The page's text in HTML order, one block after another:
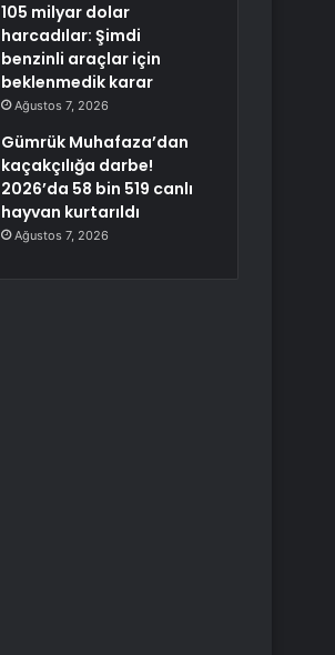
105 milyar dolar
harcadılar: Şimdi
benzinli araçlar için
beklenmedik karar
Ağustos 7, 2026
Gümrük Muhafaza’dan
kaçakçılığa darbe!
2026’da 58 bin 519 canlı
hayvan kurtarıldı
Ağustos 7, 2026